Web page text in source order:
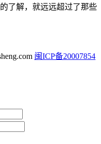
了解，就远远超过了那些
闽ICP备20007854